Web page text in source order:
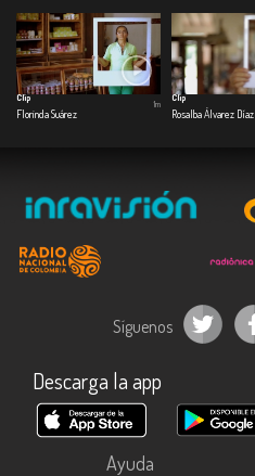
Clip
Florinda Suárez
1m
Clip
Rosalba Álvarez Díaz
Síguenos
Descarga la app
Ayuda